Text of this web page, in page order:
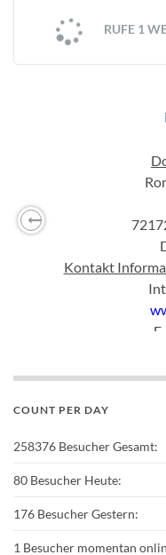
RUFE 1
Kontakt
Haftung für die
COUNT PER DAY
258376 Besucher Gesamt:
80 Besucher Heute:
176 Besucher Gestern:
1 Besucher momentan